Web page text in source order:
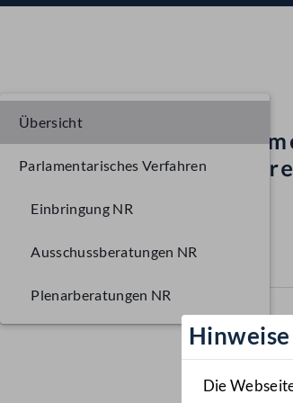
Die
Übersicht
Parlamentarisches Verfahren
Einbringung NR
Ausschussberatungen NR
Plenarberatungen NR